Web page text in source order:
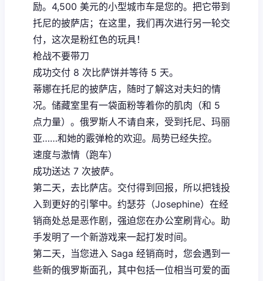
励。4,500 美元的小型城市车是您的。把它带到
托尼的披萨店；在这里，我们再次进行另一轮交
付，这次是粉红色的玩具！
枪战不要带刀
成功交付 8 次比萨饼并等待 5 天。
蒂娜在托尼的披萨店，随时了解这对夫妇的情
况。储藏室里有一袋面粉等着你的肌肉（和 5
点力量）。俄罗斯人不请自来，受到托尼、玛丽
亚……和她的霰弹枪的欢迎。局势已经失控。
速度与激情（跑车）
成功送达 7 次披萨。
第二天，去比萨店。交付得到回报，所以把钱投
入到更好的引擎中。约瑟芬（Josephine）在经
销商处总是恶作剧，强迫您在办公室刷背心。助
手发明了一个新游戏来一起打发时间。
第二天，当您进入 Saga 经销商时，您会遇到一
些新的俄罗斯面孔，其中包括一位相当可爱的面